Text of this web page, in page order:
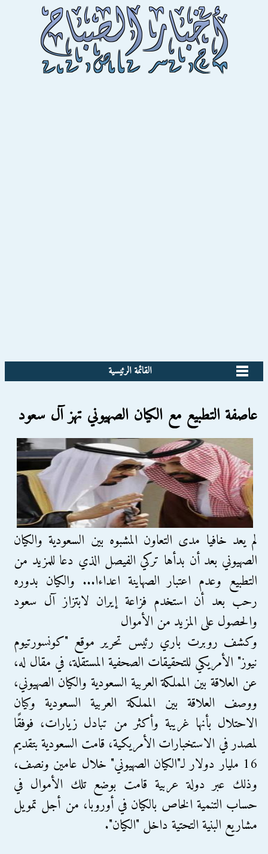
القائمة الرئيسية
عاصفة التطبيع مع الكيان الصهيوني تهز آل سعود
لم يعد خافيا مدى التعاون المشبوه بين السعودية والكيان
الصهيوني بعد أن بدأها تركي الفيصل الذي دعا للمزيد من
التطبيع وعدم اعتبار الصهاينة اعداءا... والكيان بدوره
رحب بعد أن استخدم فزاعة إيران لابتزاز آل سعود
والحصول على المزيد من الأموال
وكشف روبرت باري رئيس تحرير موقع "كونسورتيوم
نيوز" الأمريكي للتحقيقات الصحفية المستقلة، في مقال له،
عن العلاقة بين المملكة العربية السعودية والكيان الصهيوني،
ووصف العلاقة بين المملكة العربية السعودية وكيان
الاحتلال بأنها غريبة وأكثر من تبادل زيارات، فوفقًا
لمصدر في الاستخبارات الأمريكية، قامت السعودية بتقديم
16 مليار دولار لـ"الكيان الصهيوني" خلال عامين ونصف،
وذلك عبر دولة عربية قامت بوضع تلك الأموال في
حساب التنمية الخاص بالكيان في أوروبا، من أجل تمويل
مشاريع البنية التحتية داخل "الكيان".